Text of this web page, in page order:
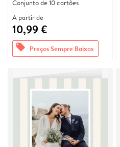
Conjunto de 10 cartões
A partir de
10,99 €
offers Preços Sempre Baixos